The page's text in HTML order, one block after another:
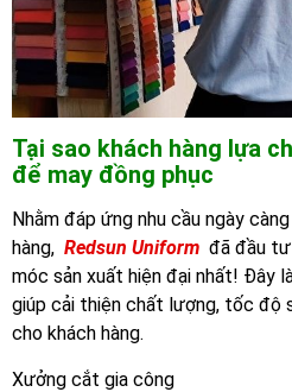
Tại sao khách hàng lựa
để may đồng phục
Nhằm đáp ứng nhu cầu ngày
hàng, Redsun Uniform đã đầu tư
móc sản xuất hiện đại nhất! Đây
giúp cải thiện chất lượng, tốc độ
cho khách hàng.
Xưởng cắt gia công